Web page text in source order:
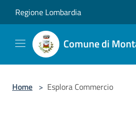
Regione Lombardia
Comune di
Home > Esplora Commercio